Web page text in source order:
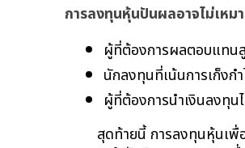
การลงทุนหุ้นปันผลอาจไม่เหม
ผู้ที่ต้องการผลตอบแทนสู
นักลงทุนที่เน้นการเก็งก
ผู้ที่ต้องการนำเงินลงทุนไ
สุดท้ายนี้ การลงทุนหุ้นเพื่